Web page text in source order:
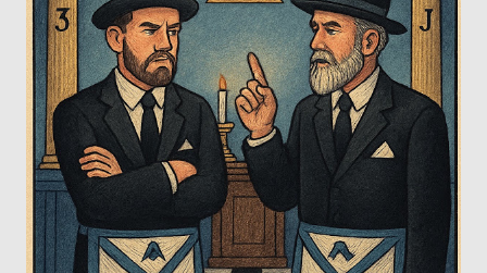
um elemento em comum: ela marca o instante em que alguém
decide nascer de novo . Na Maçonaria, o termo “iniciar”
carrega uma força simbólica ancestral. Não se trata apenas de
ingressar em uma irmandade ou passar por uma cerimônia
solene. A iniciação é um ritual de passagem, uma espécie de
parto simbólico em que o neófito - ainda inconsciente de sua
nova condição - atravessa um limiar entre o conhecido e o
misterioso. Ao ser despojado dos metais, vendado e
conduzido...